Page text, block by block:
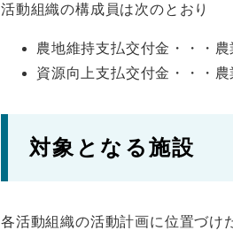
活動組織の構成員は次のとおり
農地維持支払交付金・・・
資源向上支払交付金・・・
対象となる施設
各活動組織の活動計画に位置づけ